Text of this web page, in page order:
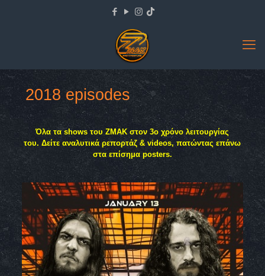
2018 episodes
Όλα τα shows του ΖΜΑΚ στον 3ο χρόνο λειτουργίας
του.Δείτε αναλυτικά ρεπορτάζ & videos, πατώντας επάνω
στα επίσημα posters.